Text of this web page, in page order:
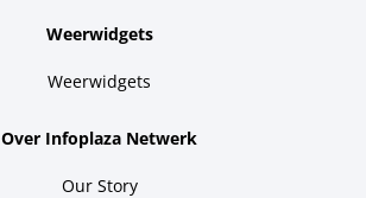
Weerwidgets
Weerwidgets
Over Infoplaza Netwerk
Our Story